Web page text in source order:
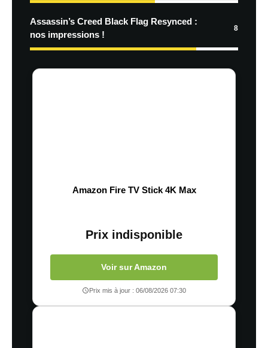
Assassin’s Creed Black Flag Resynced :
nos impressions !
8
Amazon Fire TV Stick 4K Max
Prix indisponible
Voir sur Amazon
Prix mis à jour : 06/08/2026 07:30